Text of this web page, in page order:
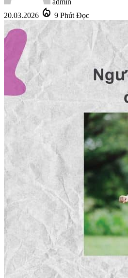
20.03.2026 local_fire_department 9 Phút Đọc